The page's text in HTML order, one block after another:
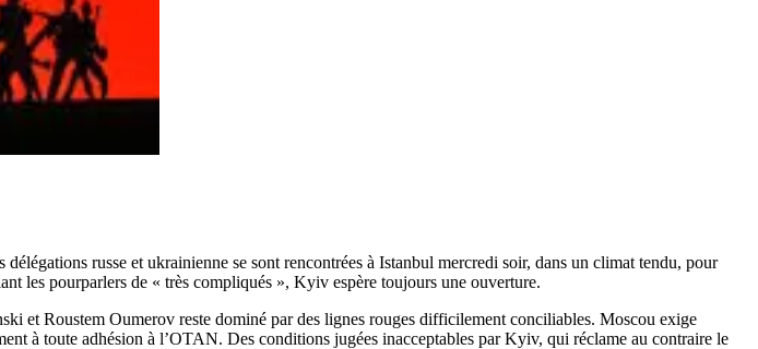
russe et ukrainienne se sont rencontrées à Istanbul mercredi soir, dans un climat tendu, pour
les pourparlers de « très compliqués », Kyiv espère toujours une ouverture.
et Roustem Oumerov reste dominé par des lignes rouges difficilement conciliables. Moscou exige
à toute adhésion à l’OTAN. Des conditions jugées inacceptables par Kyiv, qui réclame au contraire le